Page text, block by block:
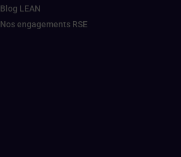
Blog LEAN
Nos engagements RSE